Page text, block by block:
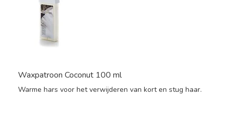
Waxpatroon Coconut 100 ml
Warme hars voor het verwijderen van kort en stug haar.